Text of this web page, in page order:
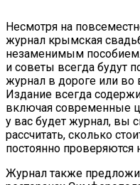
Несмотря на
журнал крымская
незаменимым
и советы всегда будут
журнал в дороге или во
Издание всегда
включая современные
у вас будет журнал, вы
рассчитать, сколько
постоянно
Журнал также